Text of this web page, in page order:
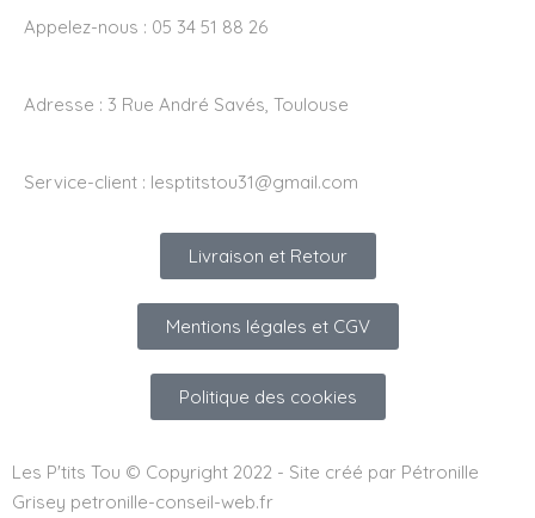
Appelez-nous : 05 34 51 88 26
Adresse : 3 Rue André Savés, Toulouse
Service-client : lesptitstou31@gmail.com
Livraison et Retour
Mentions légales et CGV
Politique des cookies
Les P'tits Tou © Copyright 2022 - Site créé par Pétronille
Grisey petronille-conseil-web.fr